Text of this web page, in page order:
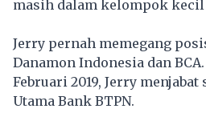
masih dalam kelompok kecil
Jerry pernah memegang
Danamon Indonesia dan
Februari 2019, Jerry
Utama Bank BTPN.